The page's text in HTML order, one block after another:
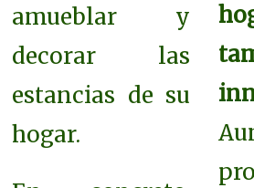
amueblar y
decorar las
estancias de su
hogar.